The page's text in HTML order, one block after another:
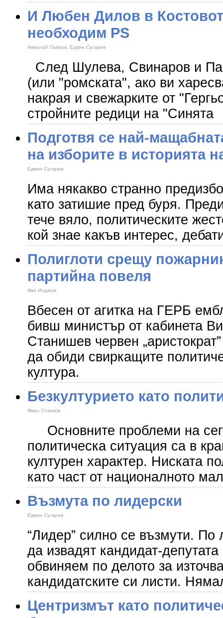
И Любен Дилов в
необходим PS
Николай Павлов, Едвин Сугарев
След Шулева, Свинаров и
(или "ромската", ако ви
накрая и свежарките от
стройните редици на "Синята
Подготвя се най-
на изборите в историята
Едвин Сугарев
Има някакво странно
като затишие пред буря.
тече вяло, политическите
кой знае какъв интерес,
Полиглоти срещу
партийна повеля
Иво Инджев
Вбесен от агитка на ГЕРБ
бивш министър от кабинета
Станишев червен
да обиди свиркащите
култура.
Безкултурието като
Иван Станков
Основните проблеми на
политическа ситуация са в
културен характер. Ниската
като част от националното
Възмута по лидерски
Едвин Сугарев
“Лидер” силно се възмути.
да извадят кандидат-
обвиняем по делото за
кандидатските си листи.
Центризмът като